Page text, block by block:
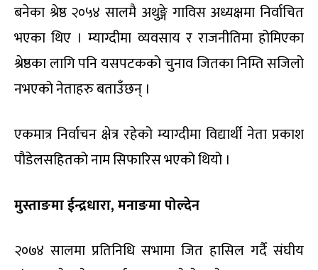
बनेका श्रेष्ठ २०५४ सालमै अथुङ्गे गाविस अध्यक्षमा निर्वाचित
भएका थिए । म्याग्दीमा व्यवसाय र राजनीतिमा होमिएका
श्रेष्ठका लागि पनि यसपटकको चुनाव जितका निम्ति सजिलो
नभएको नेताहरु बताउँछन् ।
एकमात्र निर्वाचन क्षेत्र रहेको म्याग्दीमा विद्यार्थी नेता प्रकाश
पौडेलसहितको नाम सिफारिस भएको थियो ।
मुस्ताङमा ईन्द्रधारा, मनाङमा पोल्देन
२०७४ सालमा प्रतिनिधि सभामा जित हासिल गर्दै संघीय